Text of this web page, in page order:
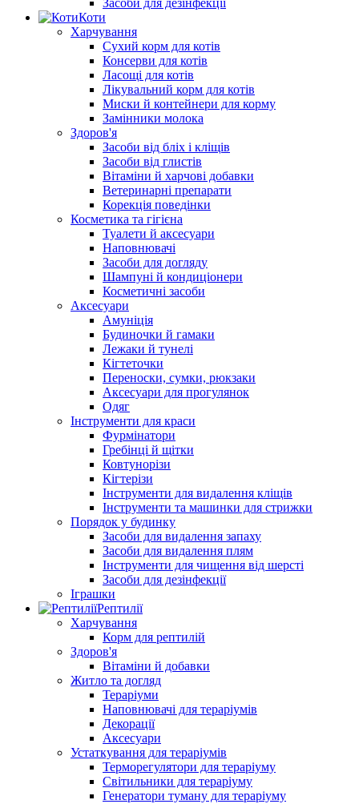
Засоби для дезінфекції
Коти
Харчування
Сухий корм для котів
Консерви для котів
Ласощі для котів
Лікувальний корм для котів
Миски й контейнери для корму
Замінники молока
Здоров'я
Засоби від бліх і кліщів
Засоби від глистів
Вітаміни й харчові добавки
Ветеринарні препарати
Корекція поведінки
Косметика та гігієна
Туалети й аксесуари
Наповнювачі
Засоби для догляду
Шампуні й кондиціонери
Косметичні засоби
Аксесуари
Амуніція
Будиночки й гамаки
Лежаки й тунелі
Кігтеточки
Переноски, сумки, рюкзаки
Аксесуари для прогулянок
Одяг
Інструменти для краси
Фурмінатори
Гребінці й щітки
Ковтунорізи
Кігтерізи
Інструменти для видалення кліщів
Інструменти та машинки для стрижки
Порядок у будинку
Засоби для видалення запаху
Засоби для видалення плям
Інструменти для чищення від шерсті
Засоби для дезінфекції
Іграшки
Рептилії
Харчування
Корм для рептилій
Здоров'я
Вітаміни й добавки
Житло та догляд
Тераріуми
Наповнювачі для тераріумів
Декорації
Аксесуари
Устаткування для тераріумів
Терморегулятори для тераріуму
Світильники для тераріуму
Генератори туману для тераріуму